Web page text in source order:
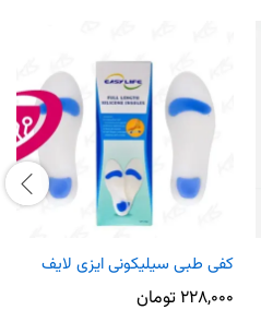
کفی طبی سیلیکونی ایزی لایف
۲۲۸,۰۰۰ تومان